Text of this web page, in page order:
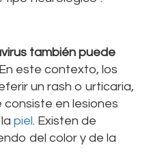
también puede
este contexto, los
un rash o urticaria,
consiste en lesiones
piel. Existen de
del color y de la